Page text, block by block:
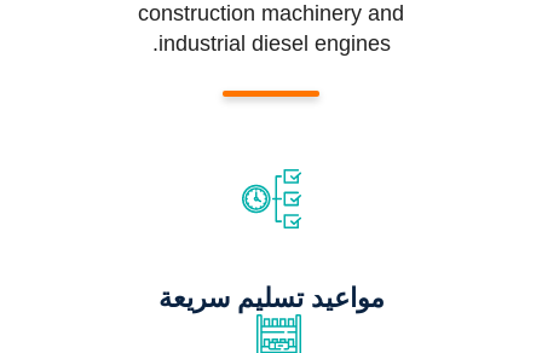
construction machinery and
industrial diesel engines.
مواعيد تسليم سريعة